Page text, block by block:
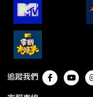
追蹤我們